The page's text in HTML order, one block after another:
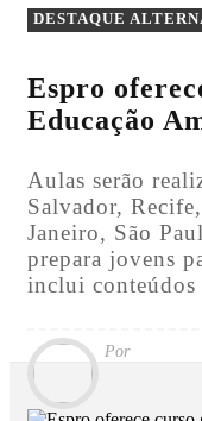
DESTAQUE
Espro
Educação
Aulas serão
Salvador,
Janeiro, São
prepara jovens
inclui conteúdos
Por